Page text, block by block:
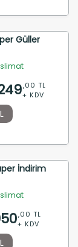
Güller
,00 TL
+ KDV
İndirim
,00 TL
+ KDV